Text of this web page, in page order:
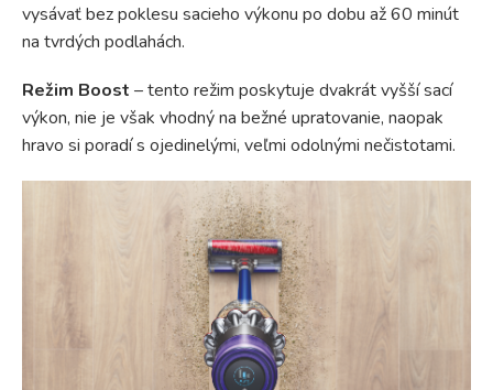
vysávať bez poklesu sacieho výkonu po dobu až 60 minút
na tvrdých podlahách.
Režim Boost – tento režim poskytuje dvakrát vyšší sací
výkon, nie je však vhodný na bežné upratovanie, naopak
hravo si poradí s ojedinelými, veľmi odolnými nečistotami.